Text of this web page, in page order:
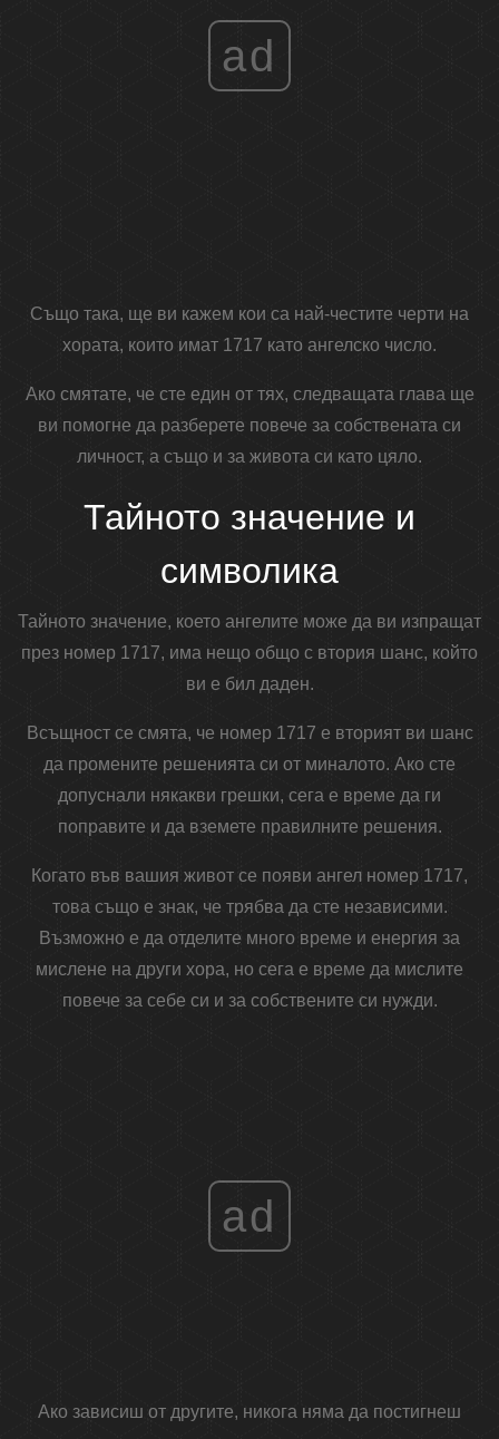
ad
Също така, ще ви кажем кои са най-честите черти на
хората, които имат 1717 като ангелско число.
Ако смятате, че сте един от тях, следващата глава ще
ви помогне да разберете повече за собствената си
личност, а също и за живота си като цяло.
Тайното значение и
символика
Тайното значение, което ангелите може да ви изпращат
през номер 1717, има нещо общо с втория шанс, който
ви е бил даден.
Всъщност се смята, че номер 1717 е вторият ви шанс
да промените решенията си от миналото. Ако сте
допуснали някакви грешки, сега е време да ги
поправите и да вземете правилните решения.
Когато във вашия живот се появи ангел номер 1717,
това също е знак, че трябва да сте независими.
Възможно е да отделите много време и енергия за
мислене на други хора, но сега е време да мислите
повече за себе си и за собствените си нужди.
ad
Ако зависиш от другите, никога няма да постигнеш